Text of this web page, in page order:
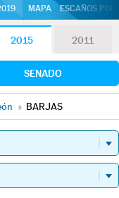
MAPA ESCAÑOS
2015 2011
SENADO
» BARJAS